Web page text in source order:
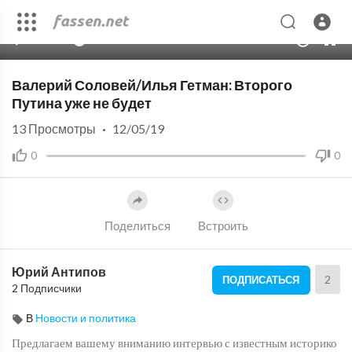
Валерий Соловей/Илья Гетман: Второго
Путина уже не будет
0 0
13 Просмотры · 12/05/19
Поделиться Встроить
Юрий Антипов
2 Подписчики
ПОДПИСАТЬСЯ 2
В Новости и политика
Предлагаем вашему вниманию интервью с известным историко